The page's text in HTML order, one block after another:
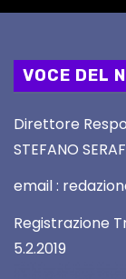
VOCE DEL
Direttore
STEFANO
email :
Registrazione
5.2.2019